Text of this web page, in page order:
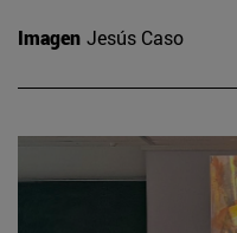
Imagen Jesús Caso